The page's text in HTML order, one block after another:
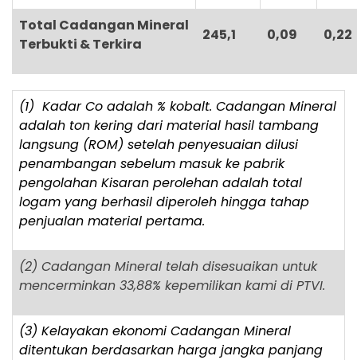
Total Cadangan Mineral
Terbukti & Terkira
245,1 0,09 0,22
(1) Kadar Co adalah % kobalt. Cadangan Mineral
adalah ton kering dari material hasil tambang
langsung (ROM) setelah penyesuaian dilusi
penambangan sebelum masuk ke pabrik
pengolahan Kisaran perolehan adalah total
logam yang berhasil diperoleh hingga tahap
penjualan material pertama.
(2) Cadangan Mineral telah disesuaikan untuk
mencerminkan 33,88% kepemilikan kami di PTVI.
(3) Kelayakan ekonomi Cadangan Mineral
ditentukan berdasarkan harga jangka panjang